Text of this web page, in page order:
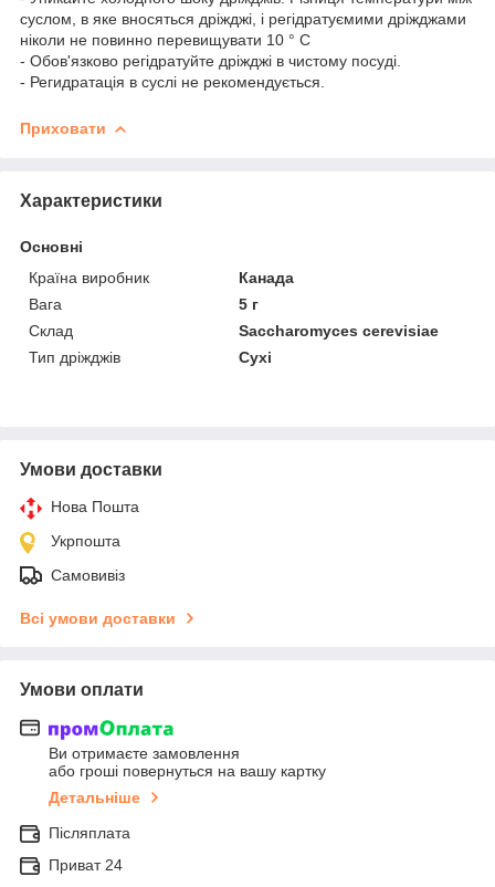
суслом, в яке вносяться дріжджі, і регідратуємими дріжджами
ніколи не повинно перевищувати 10 ° C
- Обов'язково регідратуйте дріжджі в чистому посуді.
- Регидратація в суслі не рекомендується.
Приховати
Характеристики
Основні
Країна виробник
Канада
Вага
5 г
Склад
Saccharomyces cerevisiae
Тип дріжджів
Сухі
Умови доставки
Нова Пошта
Укрпошта
Самовивіз
Всі умови доставки
Умови оплати
Ви отримаєте замовлення
або гроші повернуться на вашу картку
Детальніше
Післяплата
Приват 24